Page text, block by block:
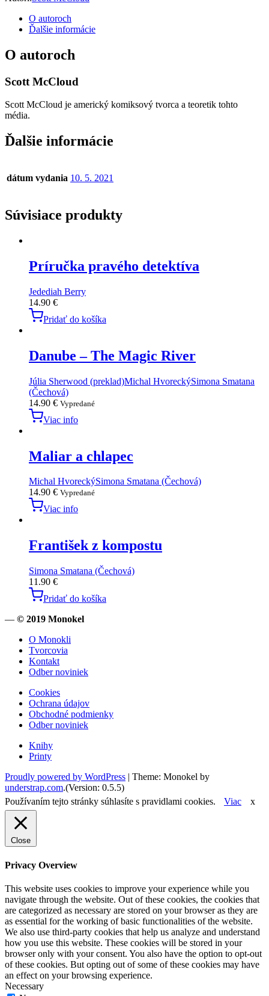
O autoroch
Ďalšie informácie
O autoroch
Scott McCloud
Scott McCloud je americký komiksový tvorca a teoretik tohto
média.
Ďalšie informácie
dátum vydania 10. 5. 2021
Súvisiace produkty
Príručka pravého detektíva
Jedediah Berry
14.90 €
Pridať do košíka
Danube – The Magic River
Júlia Sherwood (preklad)Michal HvoreckýSimona Smatana
(Čechová)
14.90 € Vypredané
Viac info
Maliar a chlapec
Michal HvoreckýSimona Smatana (Čechová)
14.90 € Vypredané
Viac info
František z kompostu
Simona Smatana (Čechová)
11.90 €
Pridať do košíka
— © 2019 Monokel
O Monokli
Tvorcovia
Kontakt
Odber noviniek
Cookies
Ochrana údajov
Obchodné podmienky
Odber noviniek
Knihy
Printy
Proudly powered by WordPress | Theme: Monokel by
understrap.com.(Version: 0.5.5)
Používaním tejto stránky súhlasíte s pravidlami cookies.
Viac x
Close
Privacy Overview
This website uses cookies to improve your experience while you
navigate through the website. Out of these cookies, the cookies that
are categorized as necessary are stored on your browser as they are
as essential for the working of basic functionalities of the website.
We also use third-party cookies that help us analyze and understand
how you use this website. These cookies will be stored in your
browser only with your consent. You also have the option to opt-out
of these cookies. But opting out of some of these cookies may have
an effect on your browsing experience.
Necessary